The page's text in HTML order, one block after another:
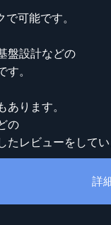
可能です。
盤設計などの
す。
あります。
の
レビューをしてい
詳